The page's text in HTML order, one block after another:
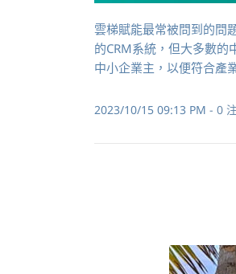
雲梯賦能最常被問到的問
的CRM系統，但大多數
中小企業主，以便符合產
2023/10/15 09:13 PM - 0